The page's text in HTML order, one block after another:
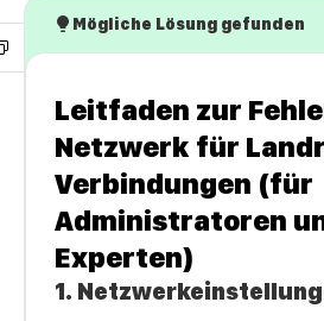
Mögliche Lösung gefunden
Leitfaden zur
Netzwerk für
Verbindungen (für
Administratoren
Experten)
1.